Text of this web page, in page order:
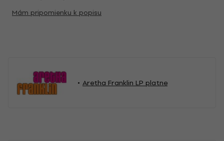
Mám pripomienku k popisu
Aretha Franklin LP platne